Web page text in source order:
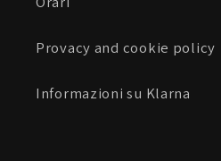
Provacy and cookie policy
Informazioni su Klarna